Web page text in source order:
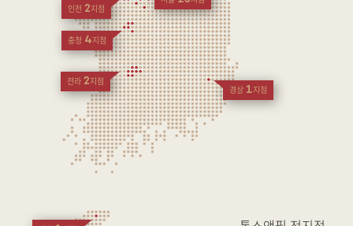
인천 2지점
충청 4지점
전라 2지점
경상 1지점